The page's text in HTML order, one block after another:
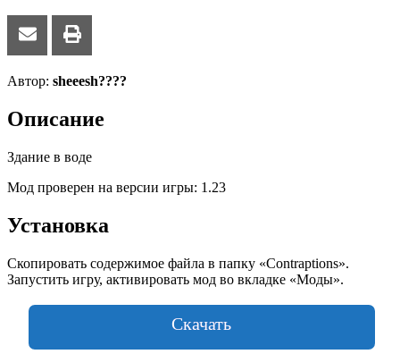
Автор: sheeesh????
Описание
Здание в воде
Мод проверен на версии игры: 1.23
Установка
Скопировать содержимое файла в папку «Contraptions».
Запустить игру, активировать мод во вкладке «Моды».
Скачать